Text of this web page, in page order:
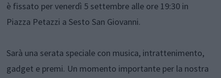
è fissato per venerdì 5 settembre alle ore 19:30 in
Piazza Petazzi a Sesto San Giovanni.
Sarà una serata speciale con musica, intrattenimento,
gadget e premi. Un momento importante per la nostra